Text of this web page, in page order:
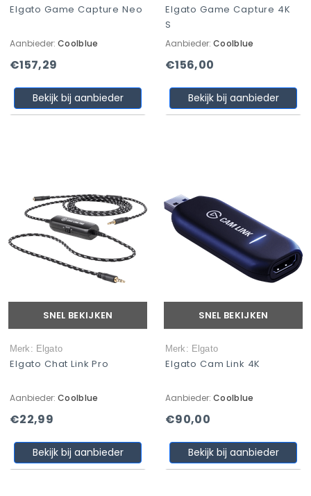
Elgato Game Capture Neo
Aanbieder: Coolblue
€157,29
Bekijk bij aanbieder
Elgato Game Capture 4K
S
Aanbieder: Coolblue
€156,00
Bekijk bij aanbieder
SNEL BEKIJKEN
Merk: Elgato
Elgato Chat Link Pro
Aanbieder: Coolblue
€22,99
Bekijk bij aanbieder
SNEL BEKIJKEN
Merk: Elgato
Elgato Cam Link 4K
Aanbieder: Coolblue
€90,00
Bekijk bij aanbieder